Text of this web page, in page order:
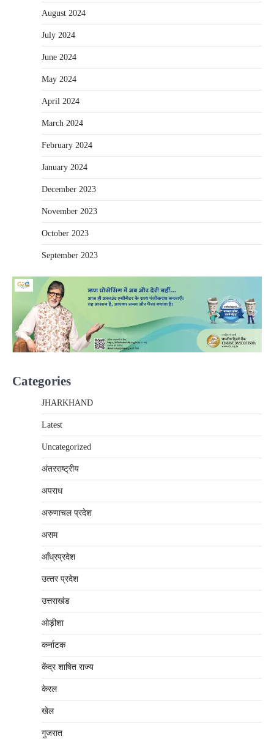
August 2024
July 2024
June 2024
May 2024
April 2024
March 2024
February 2024
January 2024
December 2023
November 2023
October 2023
September 2023
Categories
JHARKHAND
Latest
Uncategorized
अंतरराष्‍ट्रीय
अपराध
अरुणाचल प्रदेश
असम
आँध्रप्रदेश
उत्‍तर प्रदेश
उत्तराखंड
ओड़ीशा
कर्नाटक
केंद्र शाषित राज्य
केरल
खेल
गुजरात